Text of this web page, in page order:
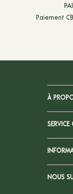
Paiement
À
SERVICE
NOUS